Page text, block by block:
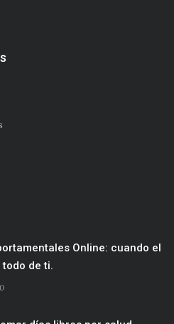
Online: cuando el
de ti.
0